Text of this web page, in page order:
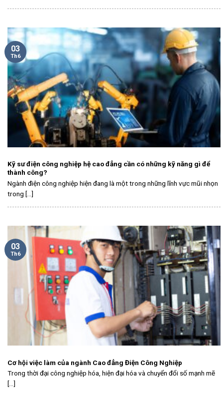
Kỹ sư điện công nghiệp hệ cao đẳng cần có những kỹ năng gì để
thành công?
Ngành điện công nghiệp hiện đang là một trong những lĩnh vực mũi nhọn
trong [...]
03
Th6
Cơ hội việc làm của ngành Cao đẳng Điện Công Nghiệp
Trong thời đại công nghiệp hóa, hiện đại hóa và chuyển đổi số mạnh mẽ
[...]
03
Th6